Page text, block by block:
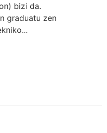
bizi da.
graduatu zen